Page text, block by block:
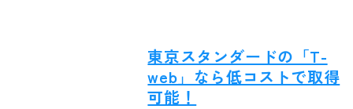
東京スタンダードの「T-
web」なら低コストで取得
可能！